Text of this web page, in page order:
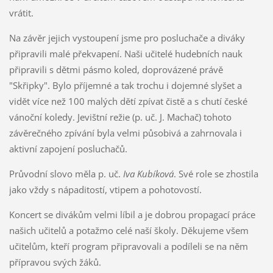
vrátit.
Na závěr jejich vystoupení jsme pro posluchače a diváky
připravili malé překvapení. Naši učitelé hudebních nauk
připravili s dětmi pásmo koled, doprovázené právě
"Skřipky". Bylo příjemné a tak trochu i dojemné slyšet a
vidět více než 100 malých dětí zpívat čistě a s chutí české
vánoční koledy. Jevištní režie (p. uč. J. Machač) tohoto
závěrečného zpívání byla velmi působivá a zahrnovala i
aktivní zapojení posluchačů.
Průvodní slovo měla p. uč. Iva Kubíková. Své role se zhostila
jako vždy s nápaditostí, vtipem a pohotovostí.
Koncert se divákům velmi líbil a je dobrou propagací práce
našich učitelů a potažmo celé naší školy. Děkujeme všem
učitelům, kteří program připravovali a podíleli se na něm
přípravou svých žáků.